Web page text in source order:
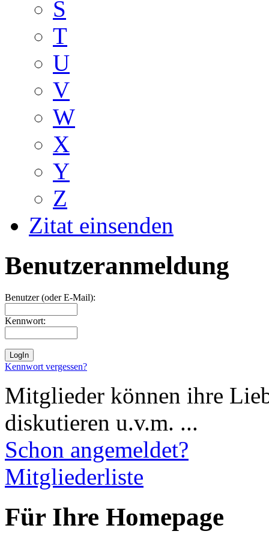
S
T
U
V
W
X
Y
Z
Zitat einsenden
Benutzeranmeldung
Benutzer (oder E-Mail):
Kennwort:
Kennwort vergessen?
Mitglieder können ihre
diskutieren u.v.m. ...
Schon angemeldet?
Mitgliederliste
Für Ihre Homepage